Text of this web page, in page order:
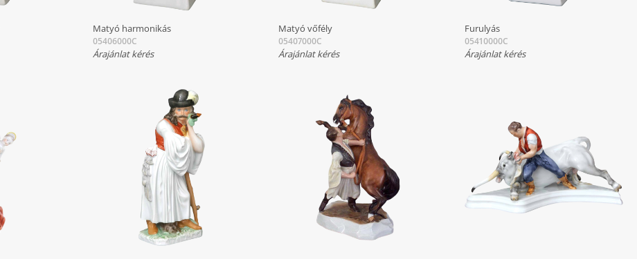
Matyó harmonikás
05406000C
Árajánlat kérés
Matyó vőfély
05407000C
Árajánlat kérés
Furulyás
05410000C
Árajánlat kérés